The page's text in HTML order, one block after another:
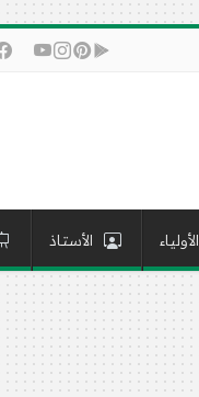
الأولياء الأستاذ